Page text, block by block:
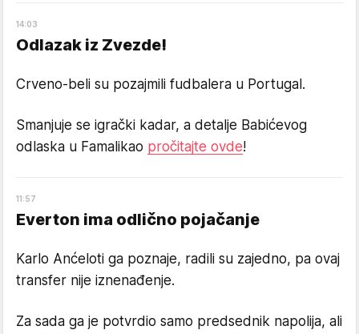
14:03
Odlazak iz Zvezde!
Crveno-beli su pozajmili fudbalera u Portugal.
Smanjuje se igrački kadar, a detalje Babićevog
odlaska u Famalikao pročitajte ovde!
11:57
Everton ima odlično pojačanje
Karlo Anćeloti ga poznaje, radili su zajedno, pa ovaj
transfer nije iznenađenje.
Za sada ga je potvrdio samo predsednik napolija, ali